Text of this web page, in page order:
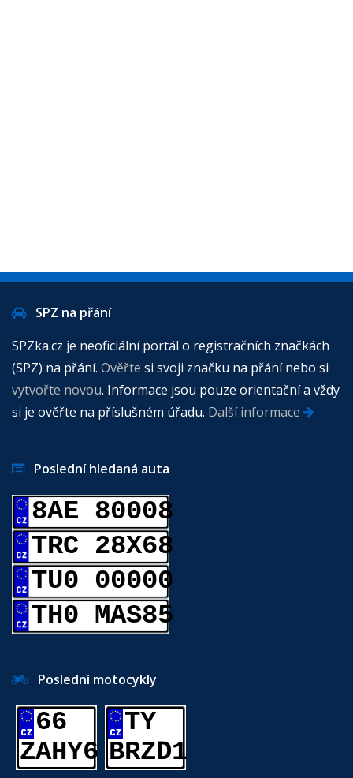
SPZ na přání
SPZka.cz je neoficiální portál o registračních značkách
(SPZ) na přání. Ověřte si svoji značku na přání nebo si
vytvořte novou. Informace jsou pouze orientační a vždy
si je ověřte na příslušném úřadu. Další informace
Poslední hledaná auta
8AE 80008
TRC 28X68
TU0 00000
TH0 MAS85
Poslední motocykly
66
ZAHY6
TY
BRZD1